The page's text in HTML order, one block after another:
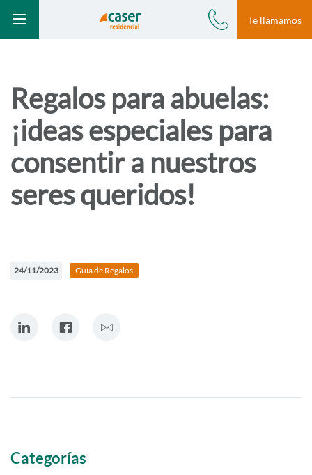
S
t
a
r
l
c
e
i
r
c
Menú
en-el-portal Teléfono
Te llamamos
Ir a Blog
Blog /
Regalos para abuelas:
¡ideas especiales para
consentir a nuestros
seres queridos!
24/11/2023 Guía de Regalos
comparte en Linkedin
comparte en Facebook
comparte por Correo electrónico
Categorías